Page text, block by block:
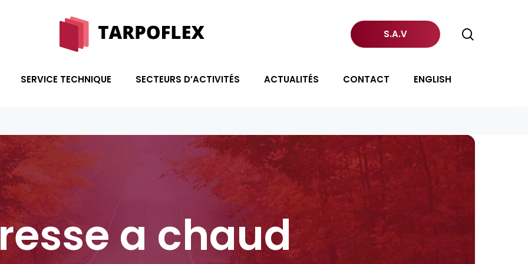
S.A.V
SERVICE TECHNIQUE SECTEURS D’ACTIVITÉS ACTUALITÉS CONTACT ENGLISH
a chaud